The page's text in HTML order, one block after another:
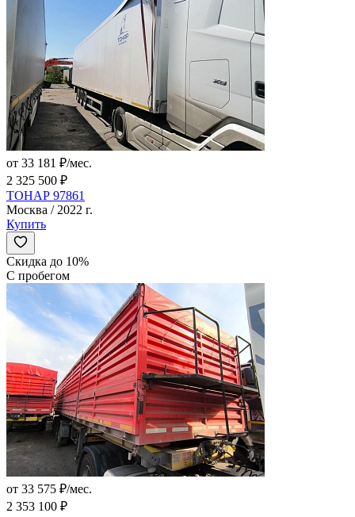
от 33 181 ₽/мес.
2 325 500 ₽
ТОНАР 97861
Москва / 2022 г.
Купить
Скидка до 10%
С пробегом
от 33 575 ₽/мес.
2 353 100 ₽